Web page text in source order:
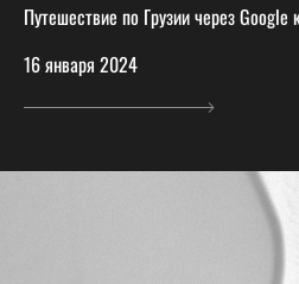
Путешествие по Грузии через Google
16 января 2024